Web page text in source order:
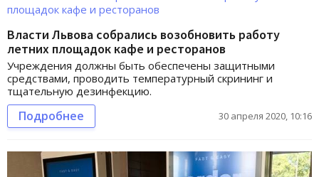
Власти Львова собрались возобновить работу
летних площадок кафе и ресторанов
Учреждения должны быть обеспечены защитными
средствами, проводить температурный скрининг и
тщательную дезинфекцию.
Подробнее 30 апреля 2020, 10:16